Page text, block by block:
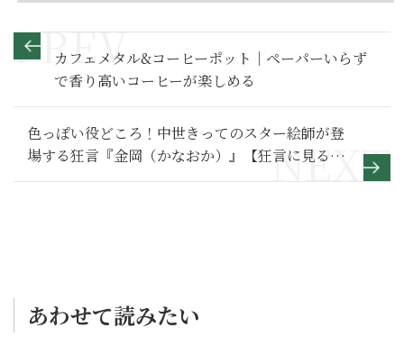
カフェメタル&コーヒーポット｜ペーパーいらず
で香り高いコーヒーが楽しめる
色っぽい役どころ！中世きってのスター絵師が登
場する狂言『金岡（かなおか）』【狂言に見る日
本の職人・商人たち 09】
あわせて読みたい